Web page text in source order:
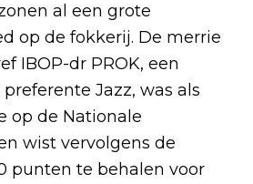
al een grote
op de fokkerij. De merrie
IBOP-dr PROK, een
Jazz, was als
op de Nationale
wist vervolgens de
punten te behalen voor